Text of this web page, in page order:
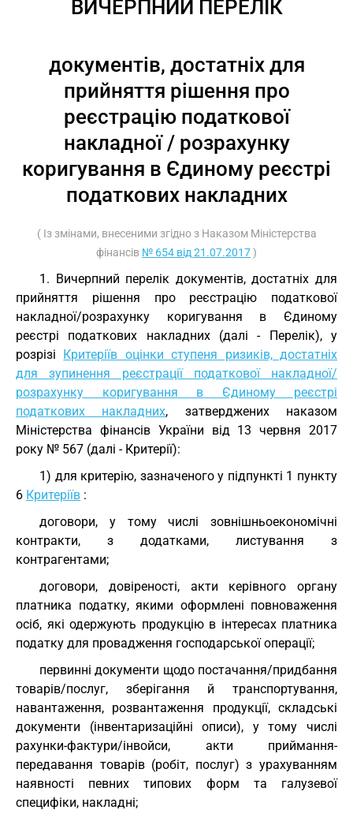
ВИЧЕРПНИЙ ПЕРЕЛІК
документів, достатніх для
прийняття рішення про
реєстрацію податкової
накладної / розрахунку
коригування в Єдиному реєстрі
податкових накладних
( Із змінами, внесеними згідно з Наказом Міністерства
фінансів № 654 від 21.07.2017)
1. Вичерпний перелік документів, достатніх для
прийняття рішення про реєстрацію податкової
накладної/розрахунку коригування в Єдиному
реєстрі податкових накладних (далі - Перелік), у
розрізі Критеріїв оцінки ступеня ризиків, достатніх
для зупинення реєстрації податкової накладної/
розрахунку коригування в Єдиному реєстрі
податкових накладних, затверджених наказом
Міністерства фінансів України від 13 червня 2017
року № 567 (далі - Критерії):
1) для критерію, зазначеного у підпункті 1 пункту
6 Критеріїв :
договори, у тому числі зовнішньоекономічні
контракти, з додатками, листування з
контрагентами;
договори, довіреності, акти керівного органу
платника податку, якими оформлені повноваження
осіб, які одержують продукцію в інтересах платника
податку для провадження господарської операції;
первинні документи щодо постачання/придбання
товарів/послуг, зберігання й транспортування,
навантаження, розвантаження продукції, складські
документи (інвентаризаційні описи), у тому числі
рахунки-фактури/інвойси, акти приймання-
передавання товарів (робіт, послуг) з урахуванням
наявності певних типових форм та галузевої
специфіки, накладні;